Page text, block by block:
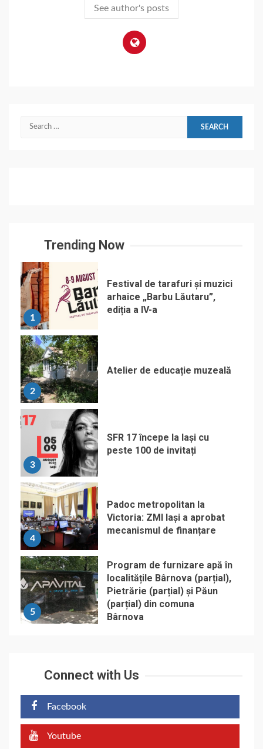
See author's posts
Search
Trending Now
1
Festival de tarafuri și muzici
arhaice „Barbu Lăutaru”,
ediția a IV-a
2
Atelier de educație muzeală
3
SFR 17 începe la Iași cu
peste 100 de invitați
4
Padoc metropolitan la
Victoria: ZMI Iași a aprobat
mecanismul de finanțare
5
Program de furnizare apă în
localitățile Bârnova (parțial),
Pietrărie (parțial) și Păun
(parțial) din comuna
Bârnova
Connect with Us
Facebook
Youtube